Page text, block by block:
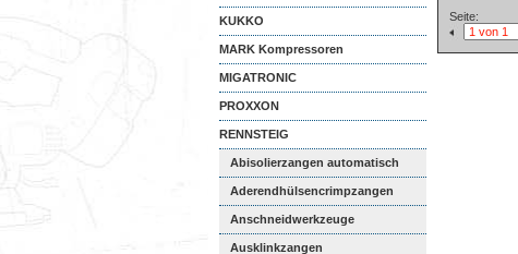
KUKKO
MARK Kompressoren
MIGATRONIC
PROXXON
RENNSTEIG
Abisolierzangen automatisch
Aderendhülsencrimpzangen
Anschneidwerkzeuge
Ausklinkzangen
Seite: